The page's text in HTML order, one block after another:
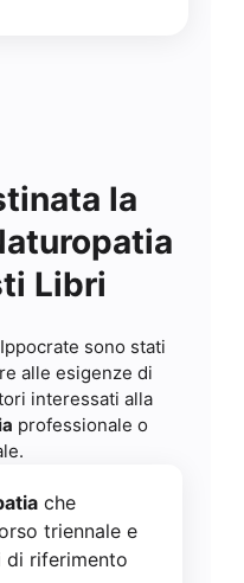
la
Libri
sono stati
alle esigenze di
interessati alla
professionale o
che
triennale e
di riferimento